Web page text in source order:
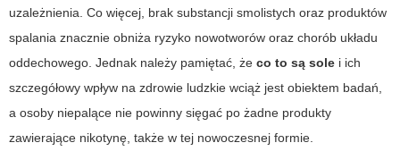
uzależnienia. Co więcej, brak substancji smolistych oraz produktów
spalania znacznie obniża ryzyko nowotworów oraz chorób układu
oddechowego. Jednak należy pamiętać, że co to są sole i ich
szczegółowy wpływ na zdrowie ludzkie wciąż jest obiektem badań,
a osoby niepalące nie powinny sięgać po żadne produkty
zawierające nikotynę, także w tej nowoczesnej formie.